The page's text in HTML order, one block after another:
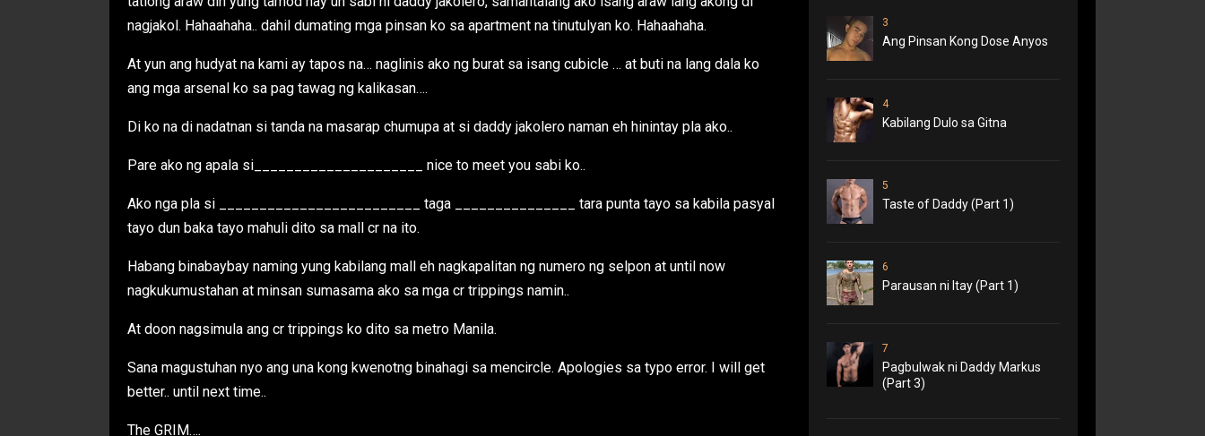
nagjakol. Hahaahaha.. dahil dumating mga pinsan ko sa apartment na tinutulyan ko. Hahaahaha.
At yun ang hudyat na kami ay tapos na… naglinis ako ng burat sa isang cubicle … at buti na lang dala ko
ang mga arsenal ko sa pag tawag ng kalikasan….
Di ko na di nadatnan si tanda na masarap chumupa at si daddy jakolero naman eh hinintay pla ako..
Pare ako ng apala si_____________________ nice to meet you sabi ko..
Ako nga pla si _________________________ taga _______________ tara punta tayo sa kabila pasyal
tayo dun baka tayo mahuli dito sa mall cr na ito.
Habang binabaybay naming yung kabilang mall eh nagkapalitan ng numero ng selpon at until now
nagkukumustahan at minsan sumasama ako sa mga cr trippings namin..
At doon nagsimula ang cr trippings ko dito sa metro Manila.
Sana magustuhan nyo ang una kong kwenotng binahagi sa mencircle. Apologies sa typo error. I will get
better.. until next time..
The GRIM….
3
Ang Pinsan Kong Dose Anyos
4
Kabilang Dulo sa Gitna
5
Taste of Daddy (Part 1)
6
Parausan ni Itay (Part 1)
7
Pagbulwak ni Daddy Markus
(Part 3)